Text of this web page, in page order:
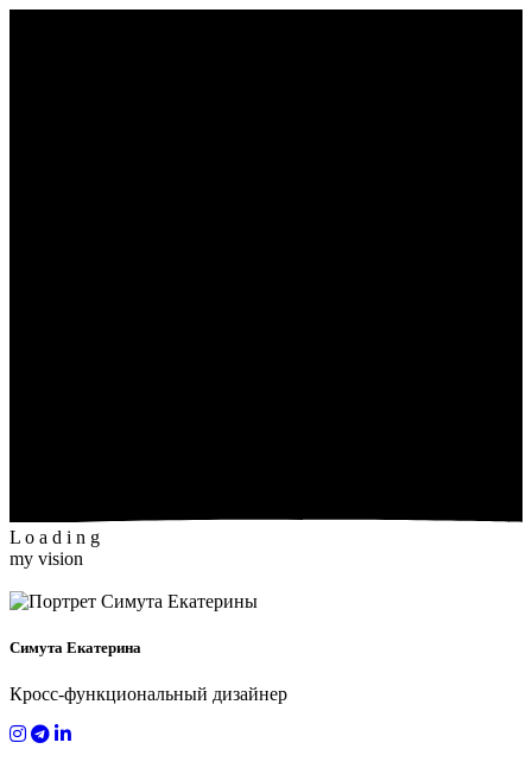
L o a d i n g
my vision
Симута Екатерина
Кросс-функциональный дизайнер